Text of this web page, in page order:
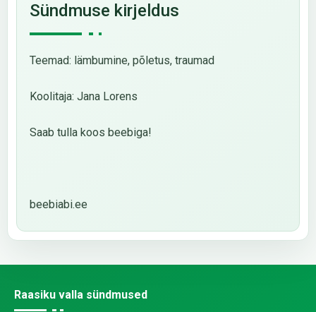
Sündmuse kirjeldus
Teemad: lämbumine, põletus, traumad
Koolitaja: Jana Lorens
Saab tulla koos beebiga!
beebiabi.ee
Raasiku valla sündmused